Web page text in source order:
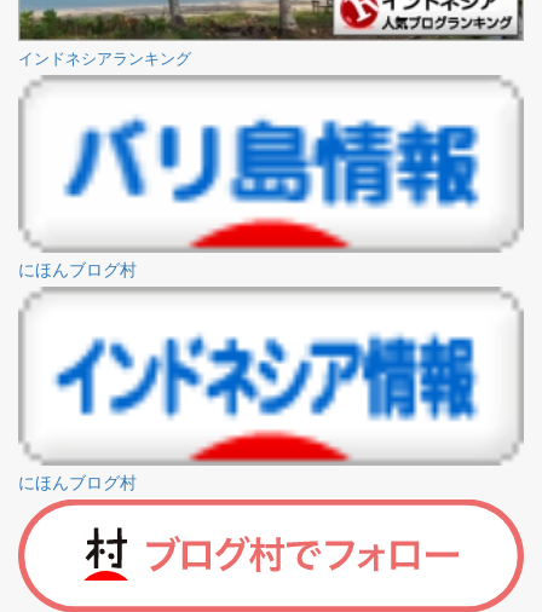
インドネシアランキング
にほんブログ村
にほんブログ村